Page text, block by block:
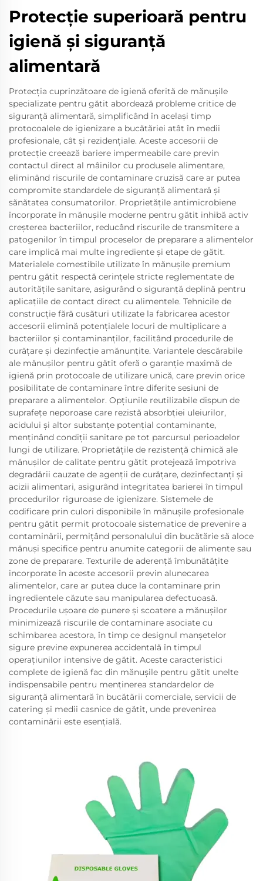
Protecție superioară pentru
igienă și siguranță
alimentară
Protecția cuprinzătoare de igienă oferită de mănușile
specializate pentru gătit abordează probleme critice de
siguranță alimentară, simplificând în același timp
protocoalele de igienizare a bucătăriei atât în medii
profesionale, cât și rezidențiale. Aceste accesorii de
protecție creează bariere impermeabile care previn
contactul direct al mâinilor cu produsele alimentare,
eliminând riscurile de contaminare cruzisă care ar putea
compromite standardele de siguranță alimentară și
sănătatea consumatorilor. Proprietățile antimicrobiene
încorporate în mănușile moderne pentru gătit inhibă activ
creșterea bacteriilor, reducând riscurile de transmitere a
patogenilor în timpul proceselor de preparare a alimentelor
care implică mai multe ingrediente și etape de gătit.
Materialele comestibile utilizate în mănușile premium
pentru gătit respectă cerințele stricte reglementate de
autoritățile sanitare, asigurând o siguranță deplină pentru
aplicațiile de contact direct cu alimentele. Tehnicile de
construcție fără cusături utilizate la fabricarea acestor
accesorii elimină potențialele locuri de multiplicare a
bacteriilor și contaminanților, facilitând procedurile de
curățare și dezinfecție amănunțite. Variantele descărabile
ale mănușilor pentru gătit oferă o garanție maximă de
igienă prin protocoale de utilizare unică, care previn orice
posibilitate de contaminare între diferite sesiuni de
preparare a alimentelor. Opțiunile reutilizabile dispun de
suprafețe neporoase care rezistă absorbției uleiurilor,
acidului și altor substanțe potențial contaminante,
menținând condiții sanitare pe tot parcursul perioadelor
lungi de utilizare. Proprietățile de rezistență chimică ale
mănușilor de calitate pentru gătit protejează împotriva
degradării cauzate de agenții de curățare, dezinfectanți și
acizii alimentari, asigurând integritatea barierei în timpul
procedurilor riguroase de igienizare. Sistemele de
codificare prin culori disponibile în mănușile profesionale
pentru gătit permit protocoale sistematice de prevenire a
contaminării, permițând personalului din bucătărie să aloce
mănuși specifice pentru anumite categorii de alimente sau
zone de preparare. Texturile de aderență îmbunătățite
incorporate în aceste accesorii previn alunecarea
alimentelor, care ar putea duce la contaminare prin
ingredientele căzute sau manipularea defectuoasă.
Procedurile ușoare de punere și scoatere a mănușilor
minimizează riscurile de contaminare asociate cu
schimbarea acestora, în timp ce designul manșetelor
sigure previne expunerea accidentală în timpul
operațiunilor intensive de gătit. Aceste caracteristici
complete de igienă fac din mănușile pentru gătit unelte
indispensabile pentru menținerea standardelor de
siguranță alimentară în bucătării comerciale, servicii de
catering și medii casnice de gătit, unde prevenirea
contaminării este esențială.